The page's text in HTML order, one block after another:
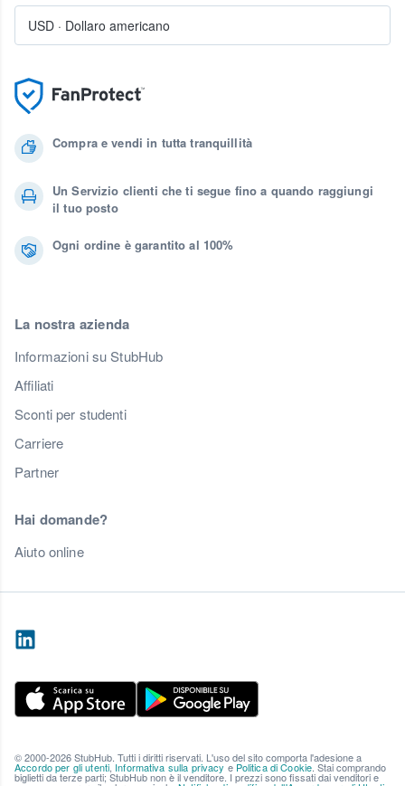
Compra e vendi in tutta tranquillità
Un Servizio clienti che ti segue fino a quando raggiungi
il tuo posto
Ogni ordine è garantito al 100%
La nostra azienda
Informazioni su StubHub
Affiliati
Sconti per studenti
Carriere
Partner
Hai domande?
Aiuto online
USD · Dollaro americano
© 2000-2026 StubHub. Tutti i diritti riservati. L'uso del sito comporta l'adesione a
Accordo per gli utenti, Informativa sulla privacy e Politica di Cookie. Stai comprando
biglietti da terze parti; StubHub non è il venditore. I prezzi sono fissati dai venditori e